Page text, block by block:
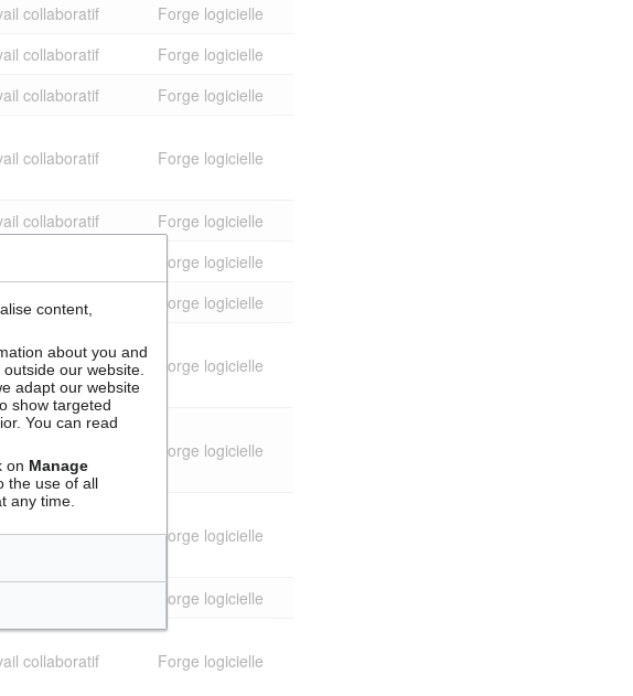
collaboratif
Forge logicielle
collaboratif
Forge logicielle
collaboratif Forge logicielle
collaboratif Forge logicielle
collaboratif
Forge logicielle
collaboratif
Forge logicielle
collaboratif Forge logicielle
collaboratif Forge logicielle
Forge logicielle
collaboratif Forge logicielle
collaboratif Forge logicielle
collaboratif Forge logicielle
content,
about you and
our website.
adapt our website
show targeted
You can read
on Manage
the use of all
any time.